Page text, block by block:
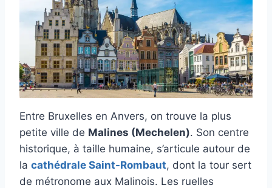
Entre Bruxelles en Anvers, on trouve la plus
petite ville de Malines (Mechelen). Son centre
historique, à taille humaine, s’articule autour de
la cathédrale Saint-Rombaut, dont la tour sert
de métronome aux Malinois. Les ruelles